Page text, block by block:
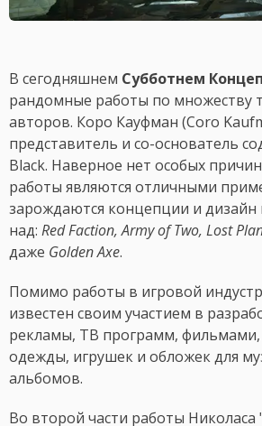
В сегодняшнем Субботнем
рандомные работы по множеству
авторов. Коро Кауфман (Coro
представитель и со-основатель
Black. Наверное нет особых
работы являются отличными
зарождаются концепции и дизайн
над: Red Faction, Army of Two, Lost
даже Golden Axe.
Помимо работы в игровой
известен своим участием в
рекламы, ТВ программ,
одежды, игрушек и обложек для
альбомов.
Во второй части работы Николаса